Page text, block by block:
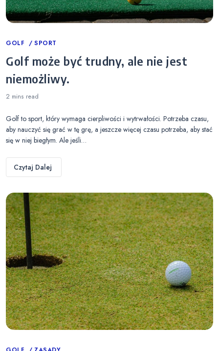
Categories
GOLF SPORT
Golf może być trudny, ale nie jest
niemożliwy.
2 mins read
Golf to sport, który wymaga cierpliwości i wytrwałości. Potrzeba czasu,
aby nauczyć się grać w tę grę, a jeszcze więcej czasu potrzeba, aby stać
się w niej biegłym. Ale jeśli…
Czytaj Dalej